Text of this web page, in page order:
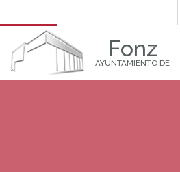
Fonz
AYUNTAMIENTO DE